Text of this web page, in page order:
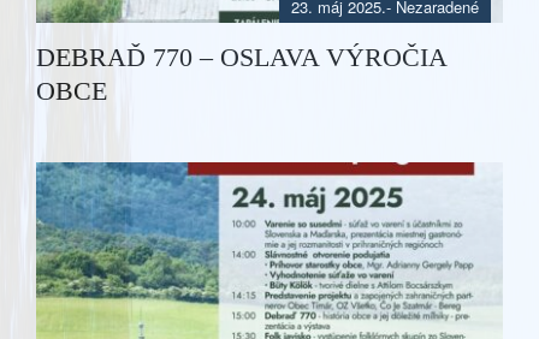
- Nezaradené
23. máj 2025.
DEBRAĎ 770 – OSLAVA VÝROČIA
OBCE